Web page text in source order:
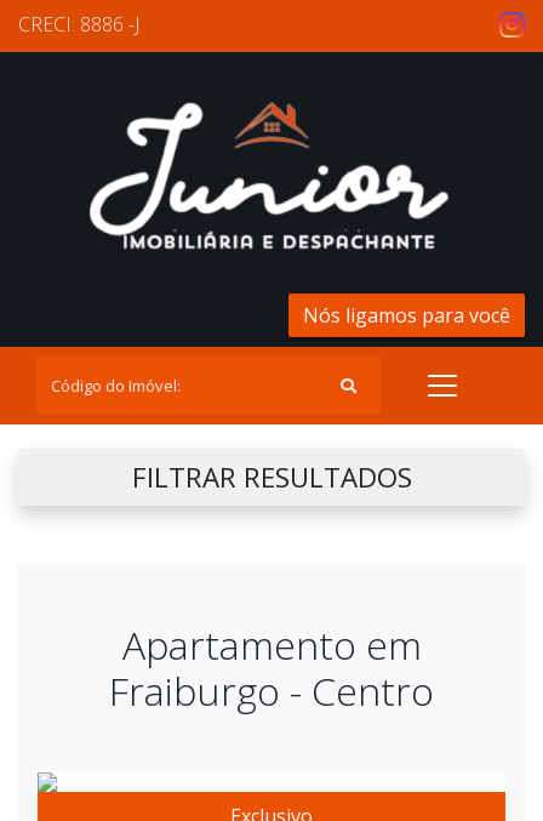
CRECI: 8886 -J
Nós ligamos para você
FILTRAR RESULTADOS
Apartamento em
Fraiburgo - Centro